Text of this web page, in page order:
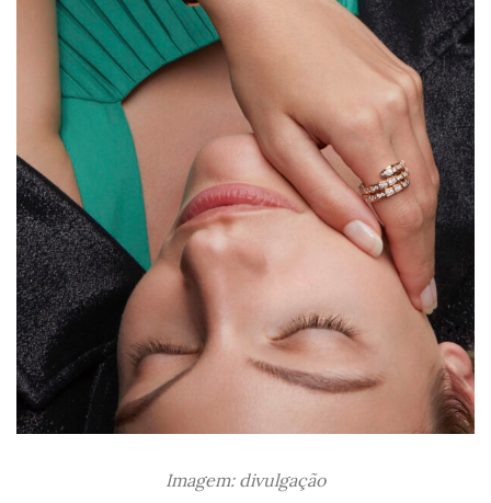
Imagem: divulgação